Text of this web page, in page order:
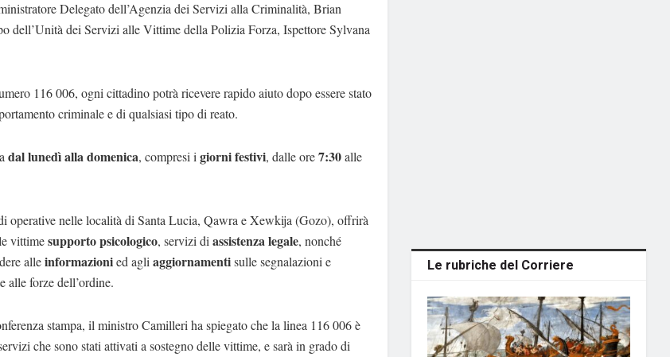
Delegato dell’Agenzia dei Servizi alla Criminalità, Brian
dell’Unità dei Servizi alle Vittime della Polizia Forza, Ispettore Sylvana
116 006, ogni cittadino potrà ricevere rapido aiuto dopo essere stato
criminale e di qualsiasi tipo di reato.
dal lunedì alla domenica, compresi i giorni festivi, dalle ore7:30alle
operative nelle località di Santa Lucia, Qawra e Xewkija (Gozo), offrirà
vittimesupporto psicologico, servizi di assistenza legale, nonché
alleinformazionied agli aggiornamentisulle segnalazioni e
alle forze dell’ordine.
stampa, il ministro Camilleri ha spiegato che la linea 116 006 è
che sono stati attivati ​​a sostegno delle vittime, e sarà in grado di
Le rubriche del Corriere